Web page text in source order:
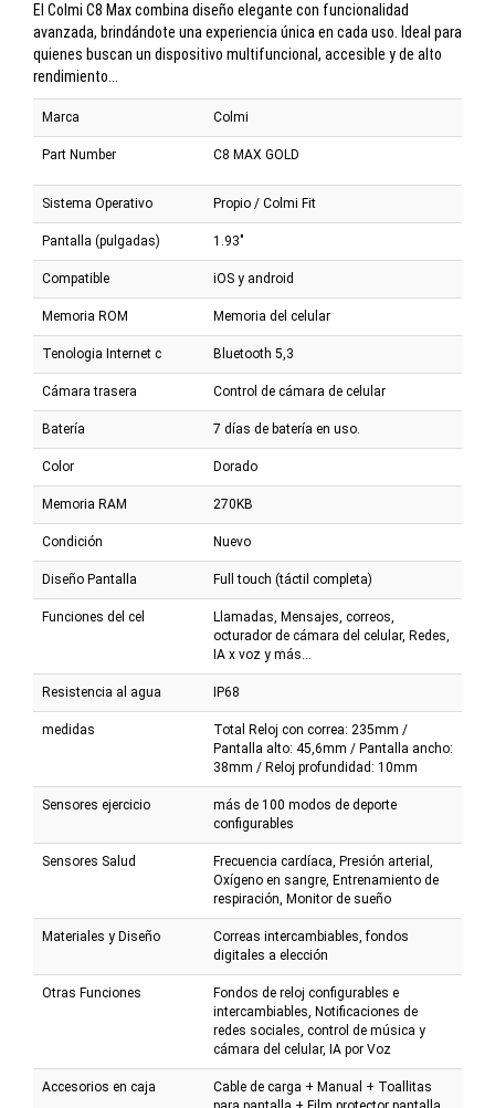
El Colmi C8 Max combina diseño elegante con funcionalidad
avanzada, brindándote una experiencia única en cada uso. Ideal para
quienes buscan un dispositivo multifuncional, accesible y de alto
rendimiento...
Marca Colmi
Part Number C8 MAX GOLD
Sistema Operativo Propio / Colmi Fit
Pantalla (pulgadas) 1.93"
Compatible iOS y android
Memoria ROM Memoria del celular
Tenologia Internet c Bluetooth 5,3
Cámara trasera Control de cámara de celular
Batería 7 días de batería en uso.
Color Dorado
Memoria RAM 270KB
Condición Nuevo
Diseño Pantalla Full touch (táctil completa)
Funciones del cel
Llamadas, Mensajes, correos,
octurador de cámara del celular, Redes,
IA x voz y más...
Resistencia al agua IP68
medidas
Total Reloj con correa: 235mm /
Pantalla alto: 45,6mm / Pantalla ancho:
38mm / Reloj profundidad: 10mm
Sensores ejercicio
más de 100 modos de deporte
configurables
Sensores Salud
Frecuencia cardíaca, Presión arterial,
Oxígeno en sangre, Entrenamiento de
respiración, Monitor de sueño
Materiales y Diseño
Correas intercambiables, fondos
digitales a elección
Otras Funciones
Fondos de reloj configurables e
intercambiables, Notificaciones de
redes sociales, control de música y
cámara del celular, IA por Voz
Accesorios en caja
Cable de carga + Manual + Toallitas